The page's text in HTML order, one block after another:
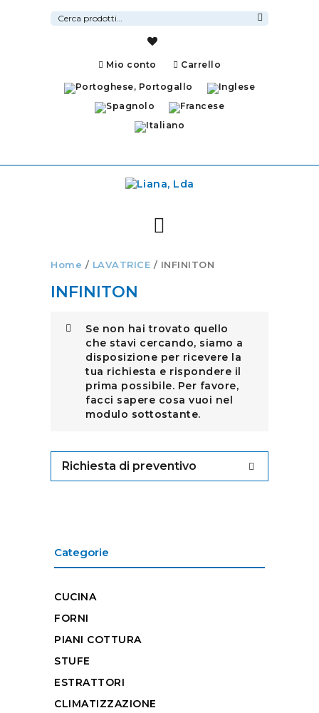
Cerca:
Mio conto Carrello
Home / LAVATRICE / INFINITON
INFINITON
Se non hai trovato quello
che stavi cercando, siamo a
disposizione per ricevere la
tua richiesta e rispondere il
prima possibile. Per favore,
facci sapere cosa vuoi nel
modulo sottostante.
Richiesta di preventivo
Categorie
CUCINA
FORNI
PIANI COTTURA
STUFE
ESTRATTORI
CLIMATIZZAZIONE